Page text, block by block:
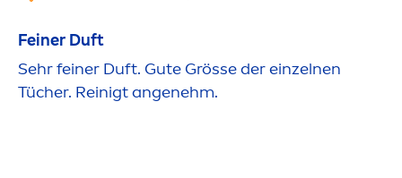
Feiner Duft
Sehr feiner Duft. Gute Grösse der einzelnen
Tücher. Reinigt angenehm.